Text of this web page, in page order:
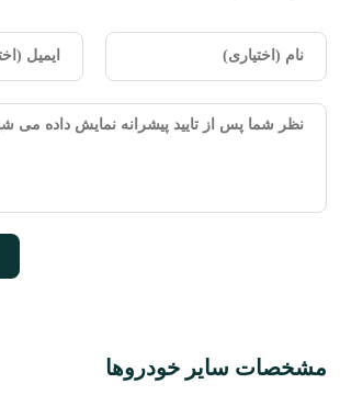
مشخصات سایر خودروها